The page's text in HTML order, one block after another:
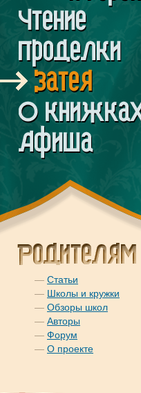
— Статьи
— Школы и кружки
— Обзоры школ
— Авторы
— Форум
— О проекте